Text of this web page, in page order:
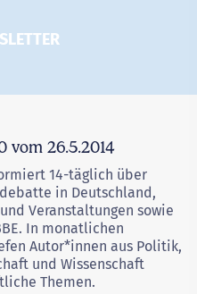
vom 26.5.2014
14-täglich über
in Deutschland,
Veranstaltungen sowie
In monatlichen
Autor*innen aus Politik,
und Wissenschaft
Themen.